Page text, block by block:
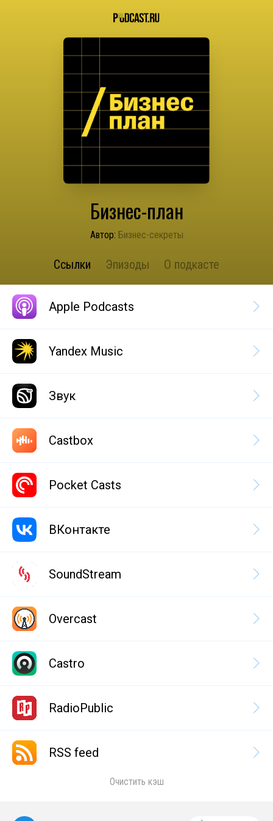
Бизнес-план
Автор: Бизнес-секреты
Ссылки Эпизоды О подкасте
Apple Podcasts
Yandex Music
Звук
Castbox
Pocket Casts
ВКонтакте
SoundStream
Overcast
Castro
RadioPublic
RSS feed
Очистить кэш